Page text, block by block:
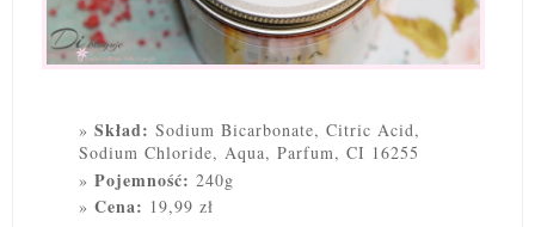
Skład: Sodium Bicarbonate, Citric Acid,
Sodium Chloride, Aqua, Parfum, CI 16255
Pojemność: 240g
Cena: 19,99 zł